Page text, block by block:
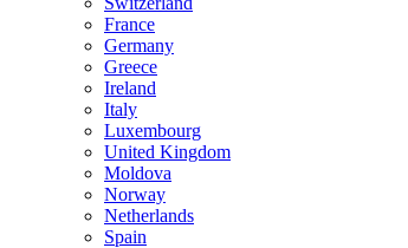
France
Germany
Greece
Ireland
Italy
Luxembourg
United Kingdom
Moldova
Norway
Netherlands
Spain